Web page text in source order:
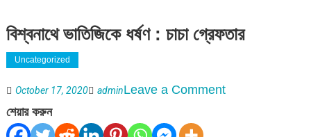
বিশ্বনাথে ভাতিজিকে ধর্ষণ : চাচা গ্রেফতার
Uncategorized
October 17, 2020 adminLeave a Commenton
শেয়ার করুন